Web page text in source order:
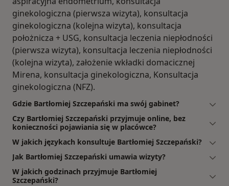
ginekologiczna (pierwsza wizyta), konsultacja
ginekologiczna (kolejna wizyta), konsultacja
położnicza + USG, konsultacja leczenia niepłodności
(pierwsza wizyta), konsultacja leczenia niepłodności
(kolejna wizyta), założenie wkładki domacicznej
Mirena, konsultacja ginekologiczna, Konsultacja
ginekologiczna (NFZ).
Gdzie Bartłomiej Szczepański ma swój gabinet?
Czy Bartłomiej Szczepański przyjmuje online, bez
konieczności pojawiania się w placówce?
W jakich językach konsultuje Bartłomiej Szczepański?
Jak Bartłomiej Szczepański umawia wizyty?
W jakich godzinach przyjmuje Bartłomiej
Szczepański?